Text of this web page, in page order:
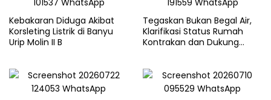
Kebakaran Diduga Akibat
Korsleting Listrik di Banyu
Urip Molin II B
Tegaskan Bukan Begal Air,
Klarifikasi Status Rumah
Kontrakan dan Dukung